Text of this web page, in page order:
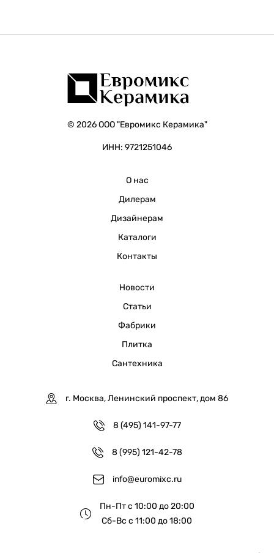
© 2026 ООО "Евромикс Керамика"
ИНН: 9721251046
О нас
Дилерам
Дизайнерам
Каталоги
Контакты
Новости
Статьи
Фабрики
Плитка
Сантехника
г. Москва, Ленинский проспект, дом 86
8 (495) 141-97-77
8 (995) 121-42-78
info@euromixc.ru
Пн-Пт с 10:00 до 20:00
Сб-Вс с 11:00 до 18:00